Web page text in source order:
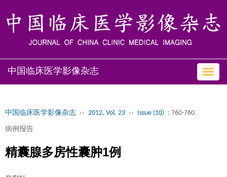
中国临床医学影像杂志
中国临床医学影像杂志 ›› 2012, Vol. 23 ›› Issue (10) : 760-760.
病例报告
精囊腺多房性囊肿1例